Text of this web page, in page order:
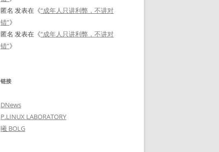
匿名 发表在《“成年人只讲利弊，不讲对
错”》
匿名 发表在《“成年人只讲利弊，不讲对
错”》
链接
DNews
P.LINUX LABORATORY
曦 BOLG